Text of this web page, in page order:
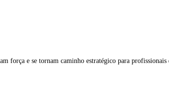
força e se tornam caminho estratégico para